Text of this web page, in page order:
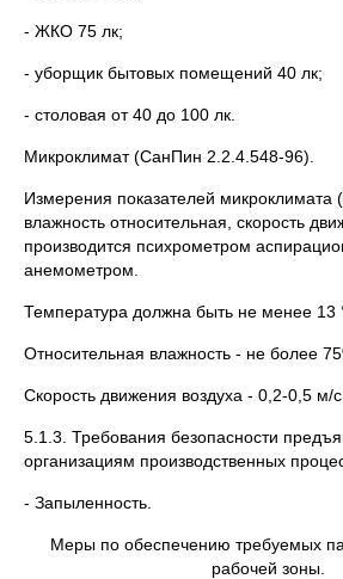
- ЖКО 75 лк;
- уборщик бытовых помещений 40 лк;
- столовая от 40 до 100 лк.
Микроклимат (СанПин 2.2.4.548-96).
Измерения показателей микроклимата
влажность относительная, скорость
производится психрометром
анемометром.
Температура должна быть не менее 13
Относительная влажность - не более
Скорость движения воздуха - 0,2-0,5 м/с.
5.1.3. Требования безопасности
организациям производственных
- Запыленность.
Меры по обеспечению требуемых
рабочей зоны.